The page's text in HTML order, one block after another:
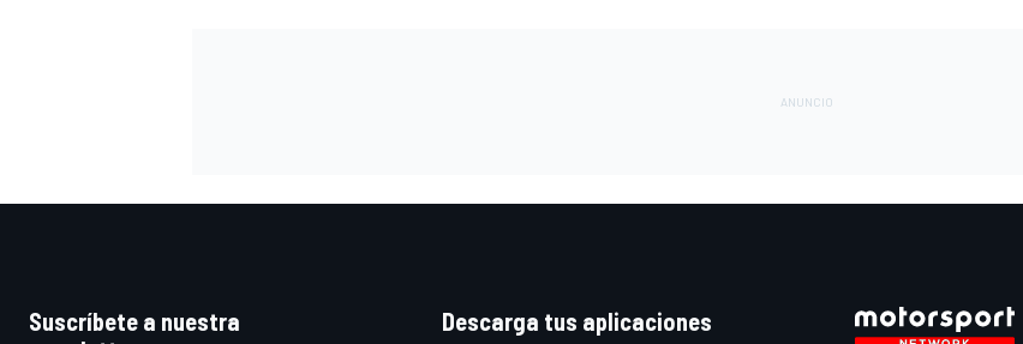
Suscríbete a nuestra
Descarga tus aplicaciones